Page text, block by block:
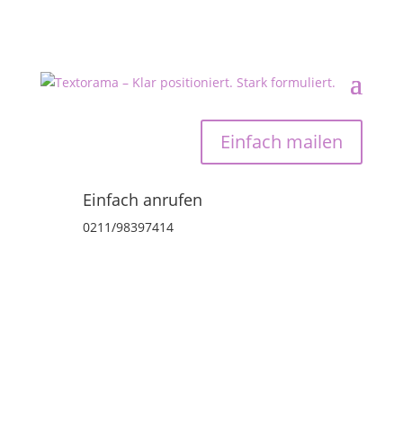
Einfach mailen
Einfach anrufen
0211/98397414